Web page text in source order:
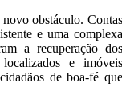
obstáculo. Contas
e uma complexa
a recuperação dos
e imóveis
de boa-fé que